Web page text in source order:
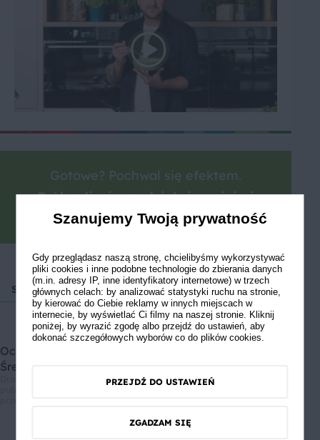
Gotowe? Pochwal się efektem.
Zrób zdjęcie, podziel się opinią i
zainspiruj innych!
Sałatki i surówki Lunch Kolacja Przyjęcia i
Oceń przepis
Średnia ocen: 0, Liczba ocen: 0
Drodzy użytkownicy, informujemy, że nie możemy Was zapewnić, że
Szanujemy Twoją prywatność
Gdy przeglądasz naszą stronę, chcielibyśmy wykorzystywać
pliki cookies i inne podobne technologie do zbierania danych
(m.in. adresy IP, inne identyfikatory internetowe) w trzech
głównych celach: by analizować statystyki ruchu na stronie,
by kierować do Ciebie reklamy w innych miejscach w
internecie, by wyświetlać Ci filmy na naszej stronie. Kliknij
poniżej, by wyrazić zgodę albo przejdź do ustawień, aby
dokonać szczegółowych wyborów co do plików cookies.
PRZEJDŹ DO USTAWIEŃ
ZGADZAM SIĘ